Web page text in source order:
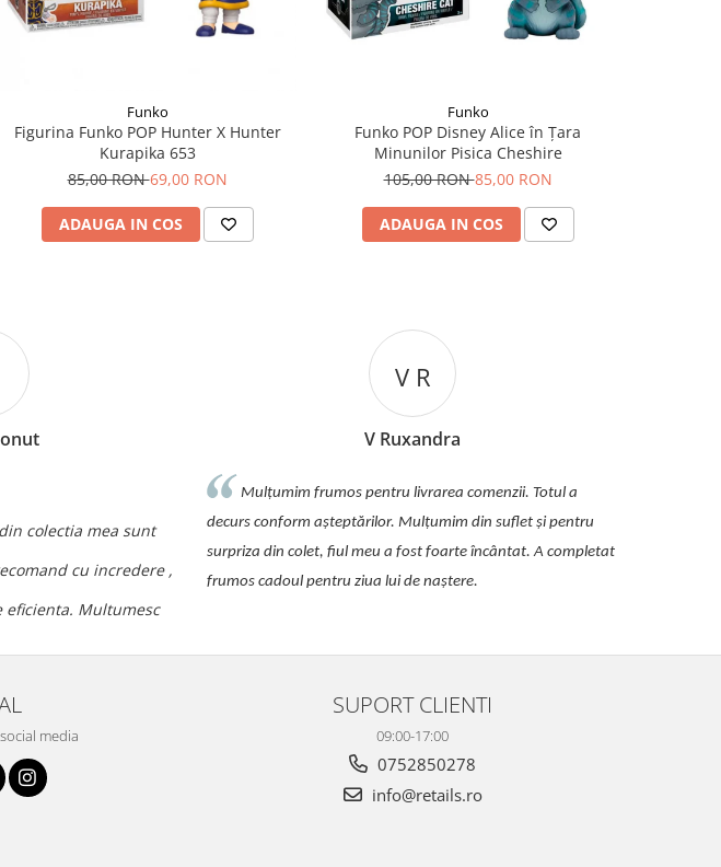
Funko
Figurina Funko POP Hunter X Hunter
Kurapika 653
85,00 RON69,00 RON
ADAUGA IN COS
Funko
Funko POP Disney Alice în Țara
Minunilor Pisica Cheshire
105,00 RON85,00 RON
ADAUGA IN COS
colectia mea sunt
cu incredere ,
Multumesc
V R
V Ruxandra
Mulțumim frumos pentru livrarea comenzii. Totul a
decurs conform așteptărilor. Mulțumim din suflet și pentru
surpriza din colet, fiul meu a fost foarte încântat. A completat
frumos cadoul pentru ziua lui de naștere.
media
SUPORT CLIENTI
09:00-17:00
0752850278
info@retails.ro